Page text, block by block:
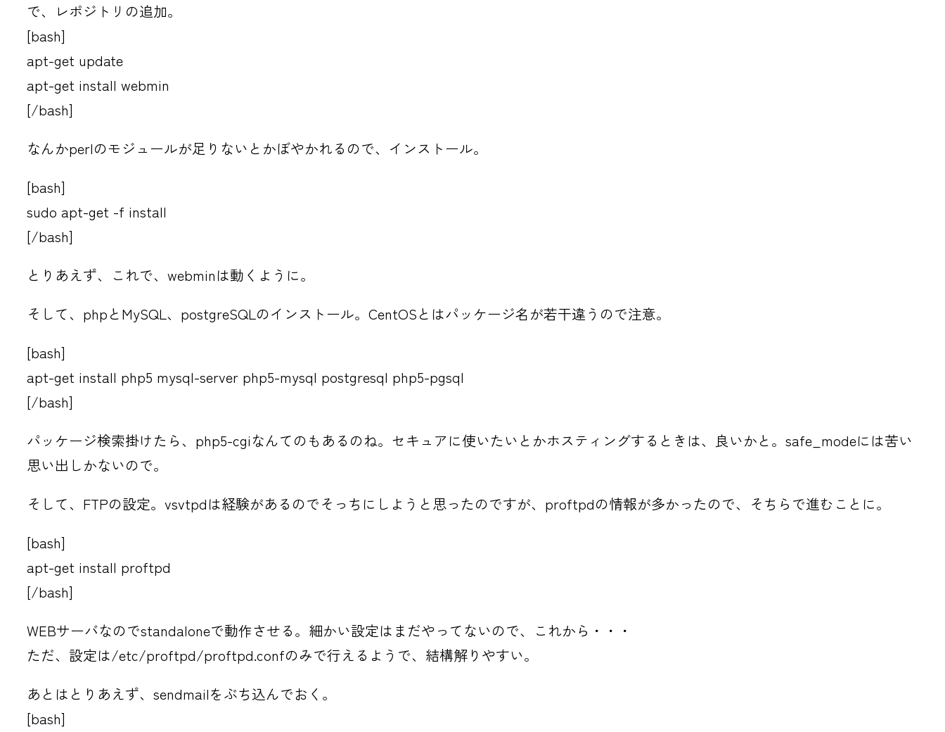
で、レポジトリの追加。
[bash]
apt-get update
apt-get install webmin
[/bash]
なんかperlのモジュールが足りないとかぼやかれるので、インストール。
[bash]
sudo apt-get -f install
[/bash]
とりあえず、これで、webminは動くように。
そして、phpとMySQL、postgreSQLのインストール。CentOSとはパッケージ名が若干違うので注意。
[bash]
apt-get install php5 mysql-server php5-mysql postgresql php5-pgsql
[/bash]
パッケージ検索掛けたら、php5-cgiなんてのもあるのね。セキュアに使いたいとかホスティングするときは、良いかと。safe_modeには苦い
思い出しかないので。
そして、FTPの設定。vsvtpdは経験があるのでそっちにしようと思ったのですが、proftpdの情報が多かったので、そちらで進むことに。
[bash]
apt-get install proftpd
[/bash]
WEBサーバなのでstandaloneで動作させる。細かい設定はまだやってないので、これから・・・
ただ、設定は/etc/proftpd/proftpd.confのみで行えるようで、結構解りやすい。
あとはとりあえず、sendmailをぶち込んでおく。
[bash]